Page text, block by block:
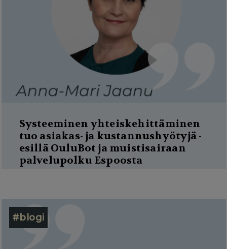
Systeeminen yhteiskehittäminen
tuo asiakas- ja kustannushyötyjä -
esillä OuluBot ja muistisairaan
palvelupolku Espoosta
#blogi